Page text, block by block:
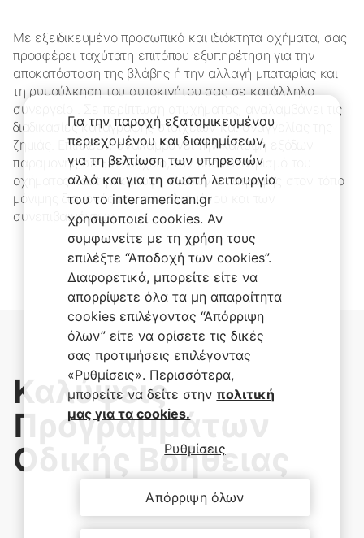
Με εξειδικευμένο προσωπικό και ιδιόκτητα οχήματα, σας
προσφέρει ταχύτατη επιτόπου εξυπηρέτηση για την
αποκατάσταση της βλάβης ή την αλλαγή μπαταρίας και
τη ρυμούλκηση του αυτοκινήτου σας σε κατάλληλο
συνεργείο . Σε περίπτωση ατυχήματος, αναλαμβάνει τις
διαδικασίες καταγραφής στοιχείων και αναγγελίας της
ζημιάς. Επιπλέον, αναλαμβάνει την κάλυψη εξόδων
παραμονής σε ξενοδοχείο, τον επαναπατρισμό του
οχήματος και την κάλυψη εξόδων επιστροφής στον τόπο
μόνιμης διαμονής του ασφαλισμένου και των
συνεπιβαινόντων.
Καλύψεις
Προγραμμάτων
Οδικής Βοήθειας
Για την παροχή εξατομικευμένου
περιεχομένου και διαφημίσεων,
για τη βελτίωση των υπηρεσιών
αλλά και για τη σωστή λειτουργία
του το interamerican.gr
χρησιμοποιεί cookies. Αν
συμφωνείτε με τη χρήση τους
επιλέξτε “Αποδοχή των cookies”.
Διαφορετικά, μπορείτε είτε να
απορρίψετε όλα τα μη απαραίτητα
cookies επιλέγοντας “Απόρριψη
όλων” είτε να ορίσετε τις δικές
σας προτιμήσεις επιλέγοντας
«Ρυθμίσεις». Περισσότερα,
μπορείτε να δείτε στην πολιτική
μας για τα cookies.
Ρυθμίσεις
Απόρριψη όλων